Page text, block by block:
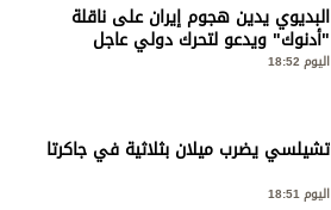
البديوي يدين هجوم إيران على ناقلة
"أدنوك" ويدعو لتحرك دولي عاجل
اليوم 18:52
تشيلسي يضرب ميلان بثلاثية في جاكرتا
اليوم 18:51